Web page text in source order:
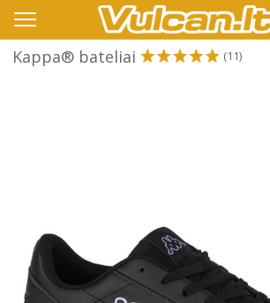
👉 -10% KODAS VISKAM PAPILDOMAI:
Kappa® bateliai (11)